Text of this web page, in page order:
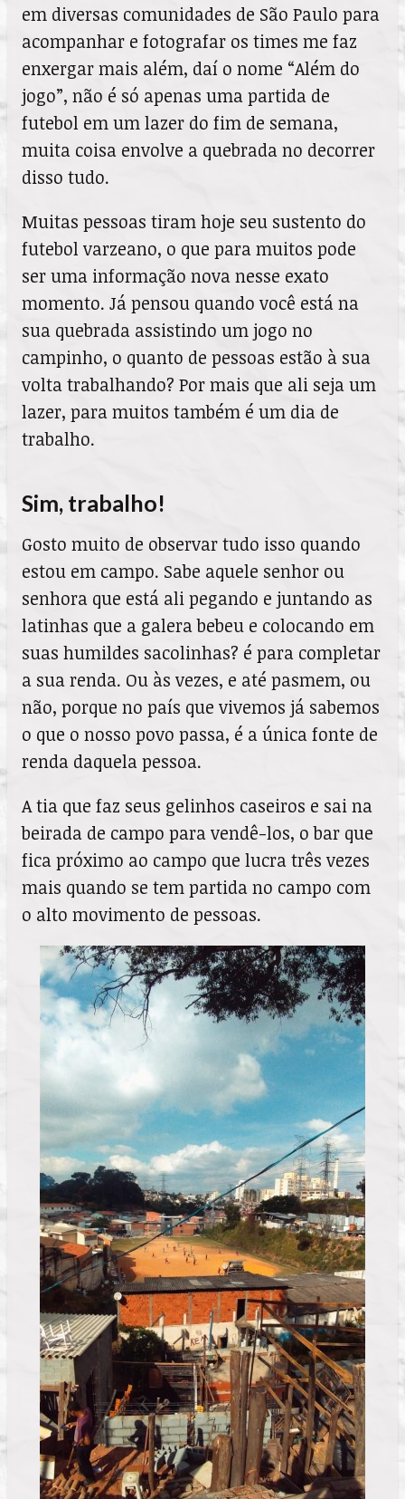
em diversas comunidades de São Paulo para
acompanhar e fotografar os times me faz
enxergar mais além, daí o nome “Além do
jogo”, não é só apenas uma partida de
futebol em um lazer do fim de semana,
muita coisa envolve a quebrada no decorrer
disso tudo.
Muitas pessoas tiram hoje seu sustento do
futebol varzeano, o que para muitos pode
ser uma informação nova nesse exato
momento. Já pensou quando você está na
sua quebrada assistindo um jogo no
campinho, o quanto de pessoas estão à sua
volta trabalhando? Por mais que ali seja um
lazer, para muitos também é um dia de
trabalho.
Sim, trabalho!
Gosto muito de observar tudo isso quando
estou em campo. Sabe aquele senhor ou
senhora que está ali pegando e juntando as
latinhas que a galera bebeu e colocando em
suas humildes sacolinhas? é para completar
a sua renda. Ou às vezes, e até pasmem, ou
não, porque no país que vivemos já sabemos
o que o nosso povo passa, é a única fonte de
renda daquela pessoa.
A tia que faz seus gelinhos caseiros e sai na
beirada de campo para vendê-los, o bar que
fica próximo ao campo que lucra três vezes
mais quando se tem partida no campo com
o alto movimento de pessoas.